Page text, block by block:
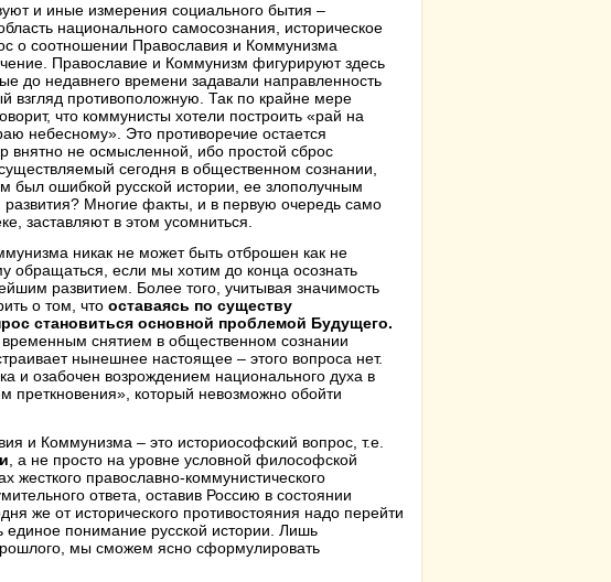
и иные измерения социального бытия –
национального самосознания, историческое
о соотношении Православия и Коммунизма
Православие и Коммунизм фигурируют здесь
до недавнего времени задавали направленность
взгляд противоположную. Так по крайне мере
что коммунисты хотели построить «рай на
небесному». Это противоречие остается
внятно не осмысленной, ибо простой сброс
сегодня в общественном сознании,
был ошибкой русской истории, ее злополучным
Многие факты, и в первую очередь само
заставляют в этом усомниться.
никак не может быть отброшен как не
обращаться, если мы хотим до конца осознать
развитием. Более того, учитывая значимость
о том, что оставаясь по существу
становиться основной проблемой Будущего.
временным снятием в общественном сознании
нынешнее настоящее – этого вопроса нет.
и озабочен возрождением национального духа в
преткновения», который невозможно обойти
и Коммунизма – это историософский вопрос, т.е.
, а не просто на уровне условной философской
православно-коммунистического
ответа, оставив Россию в состоянии
же от исторического противостояния надо перейти
единое понимание русской истории. Лишь
мы сможем ясно сформулировать